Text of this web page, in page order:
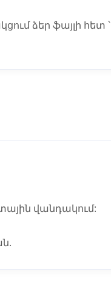
ձեր ֆայլի հետ ՝
վանդակում: